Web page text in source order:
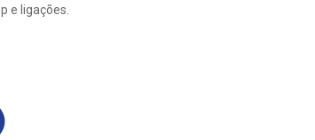
e ligações.